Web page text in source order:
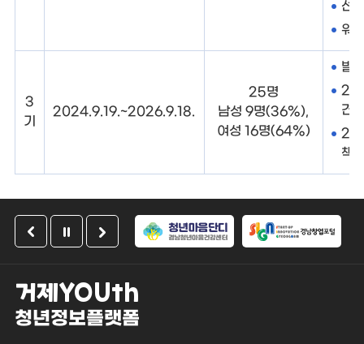
선
워
3
기
2024.9.19.~2026.9.18.
25명
남성 9명(36%),
여성 16명(64%)
발
견
책
거제YOUth
청년정보플랫폼